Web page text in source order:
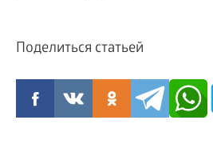
Поделиться статьей